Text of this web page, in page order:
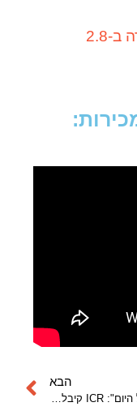
כנסו – ביזפורטל: ישראל-קנדה מערה ב-2.8
הבא
מתוך "ישראל היום": ICR קיבלה היתר בניה מלא לפרויקט הענק שלה בקריית היובל